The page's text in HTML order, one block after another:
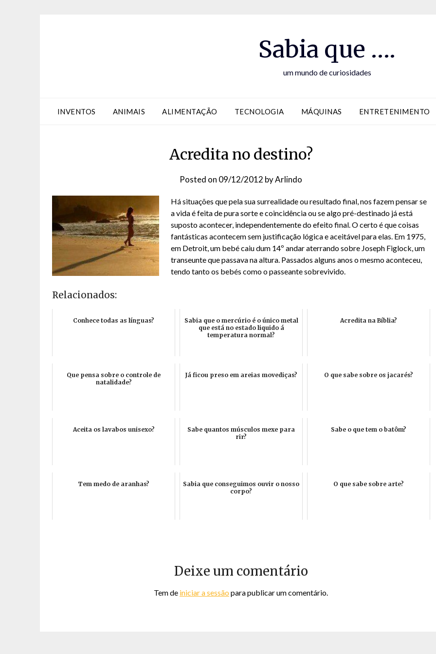
Sabia que ….
um mundo de curiosidades
INVENTOS ANIMAIS ALIMENTAÇÃO TECNOLOGIA MÁQUINAS ENTRETENIMENTO
Acredita no destino?
Posted on 09/12/2012 byArlindo
Há situações que pela sua surrealidade ou resultado final, nos fazem pensar se
a vida é feita de pura sorte e coincidência ou se algo pré-destinado já está
suposto acontecer, independentemente do efeito final. O certo é que coisas
fantásticas acontecem sem justificação lógica e aceitável para elas. Em 1975,
em Detroit, um bebé caiu dum 14º andar aterrando sobre Joseph Figlock, um
transeunte que passava na altura. Passados alguns anos o mesmo aconteceu,
tendo tanto os bebés como o passeante sobrevivido.
Relacionados:
Conhece todas as línguas?
Sabia que o mercúrio é o único metal
que está no estado liquido á
temperatura normal?
Acredita na Bíblia?
Que pensa sobre o controle de
natalidade?
Já ficou preso em areias movediças? O que sabe sobre os jacarés?
Aceita os lavabos unisexo?
Sabe quantos músculos mexe para
rir?
Sabe o que tem o batôm?
Tem medo de aranhas?
Sabia que conseguimos ouvir o nosso
corpo?
O que sabe sobre arte?
Deixe um comentário
Tem de iniciar a sessão para publicar um comentário.